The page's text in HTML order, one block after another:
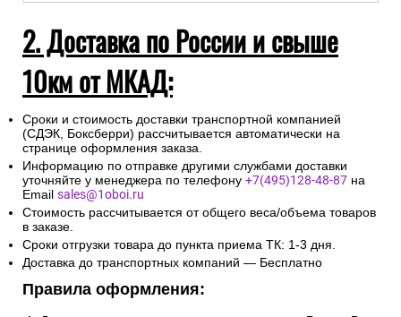
2. Доставка по России и свыше
10км от МКАД:
Сроки и стоимость доставки транспортной компанией
(СДЭК, Боксберри) рассчитывается автоматически на
странице оформления заказа.
Информацию по отправке другими службами доставки
уточняйте у менеджера по телефону +7(495)128-48-87 на
Email sales@1oboi.ru
Стоимость рассчитывается от общего веса/объема товаров
в заказе.
Сроки отгрузки товара до пункта приема ТК: 1-3 дня.
Доставка до транспортных компаний — Бесплатно
Правила оформления: